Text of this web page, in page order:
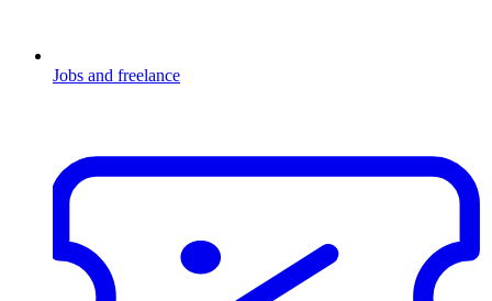
Jobs and freelance